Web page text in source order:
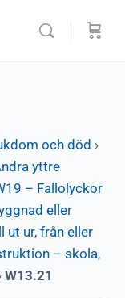
och död ›
yttre
– Fallolyckor
eller
ut ur, från eller
– skola,
W13.21